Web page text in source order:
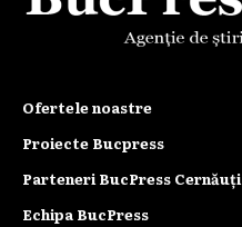
Ofertele noastre
Proiecte Bucpress
Parteneri BucPress Cernăuți
Echipa BucPress